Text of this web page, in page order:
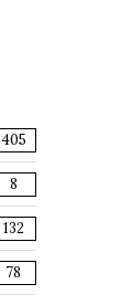
405
8
132
78